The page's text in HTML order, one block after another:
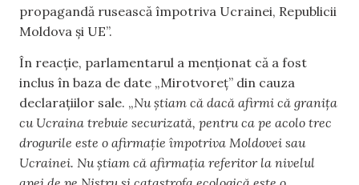
propagandă rusească împotriva Ucrainei, Republicii
Moldova și UE”.
În reacție, parlamentarul a menționat că a fost
inclus în baza de date „Mirotvoreț” din cauza
declarațiilor sale. „Nu știam că dacă afirmi că granița
cu Ucraina trebuie securizată, pentru ca pe acolo trec
drogurile este o afirmație împotriva Moldovei sau
Ucrainei. Nu știam că afirmația referitor la nivelul